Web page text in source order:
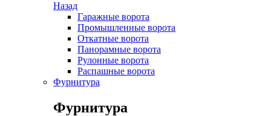
Назад
Гаражные ворота
Промышленные ворота
Откатные ворота
Панорамные ворота
Рулонные ворота
Распашные ворота
Фурнитура
Фурнитура